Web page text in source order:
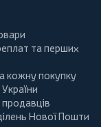
та перших
кожну покупку
України
Нової Пошти